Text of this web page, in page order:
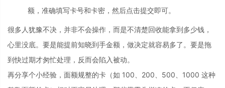
额，准确填写卡号和卡密，然后点击提交即可。
很多人犹豫不决，并非不会操作，而是不清楚回收能拿到多少钱，
心里没底。要是能提前知晓到手金额，做决定就容易多了。要是拖
到快过期才匆忙处理，反而会陷入被动。
再分享个小经验，面额规整的卡（如 100、200、500、1000 这种